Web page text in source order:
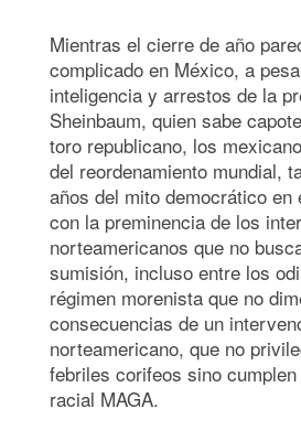
Mientras el cierre de año
complicado en México, a
inteligencia y arrestos de la
Sheinbaum, quien sabe
toro republicano, los
del reordenamiento mundial,
años del mito democrático en
con la preminencia de los
norteamericanos que no
sumisión, incluso entre los
régimen morenista que no
consecuencias de un
norteamericano, que no
febriles corifeos sino
racial MAGA.